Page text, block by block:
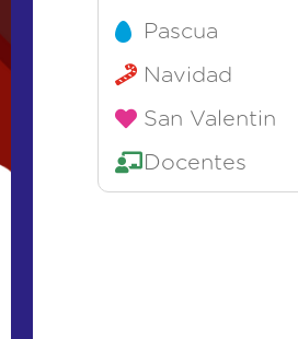
Pascua
Navidad
San Valentin
Docentes